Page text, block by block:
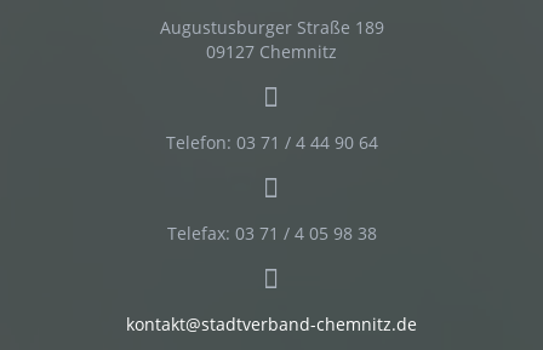
Augustusburger Straße 189
09127 Chemnitz
Telefon: 03 71 / 4 44 90 64
Telefax: 03 71 / 4 05 98 38
kontakt@stadtverband-chemnitz.de